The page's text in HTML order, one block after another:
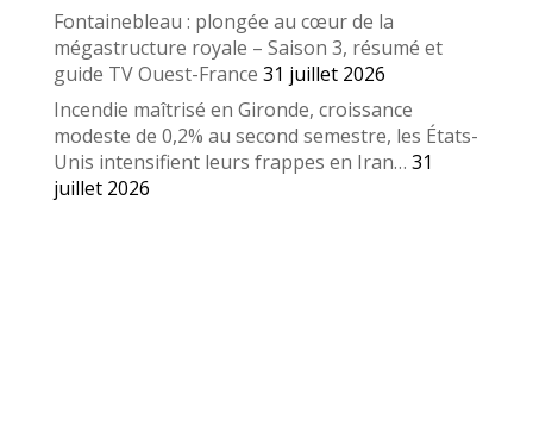
Fontainebleau : plongée au cœur de la
mégastructure royale – Saison 3, résumé et
guide TV Ouest-France 31 juillet 2026
Incendie maîtrisé en Gironde, croissance
modeste de 0,2% au second semestre, les États-
Unis intensifient leurs frappes en Iran… 31
juillet 2026